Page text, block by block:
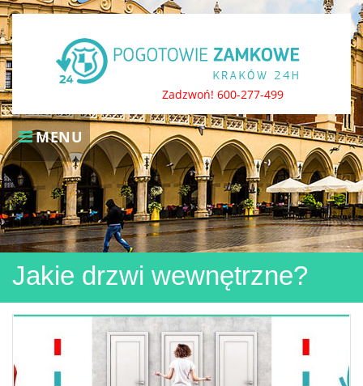
Skip
to
content
Zadzwoń! 600-277-499
MENU
Jakie drzwi wewnętrzne?